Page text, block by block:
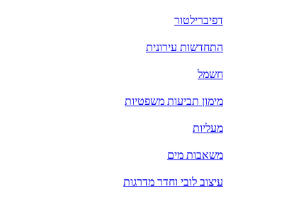
דפיברילטור
התחדשות עירונית
חשמל
מימון תביעות משפטיות
מעליות
משאבות מים
עיצוב לובי וחדר מדרגות